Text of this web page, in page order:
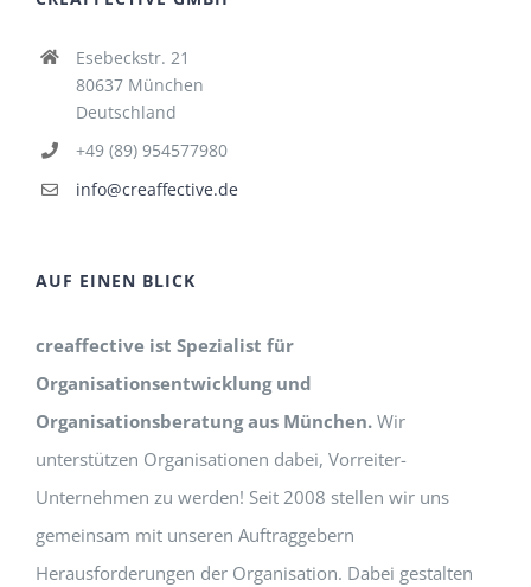
Esebeckstr. 21
80637 München
Deutschland
+49 (89) 954577980
info@creaffective.de
AUF EINEN BLICK
creaffective ist Spezialist für
Organisationsentwicklung und
Organisationsberatung aus München. Wir
unterstützen Organisationen dabei, Vorreiter-
Unternehmen zu werden! Seit 2008 stellen wir uns
gemeinsam mit unseren Auftraggebern
Herausforderungen der Organisation. Dabei gestalten